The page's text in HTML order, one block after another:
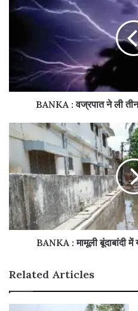
BANKA : वज्रपात ने ली
BANKA : मामूली बूंदाबांदी
Related Articles